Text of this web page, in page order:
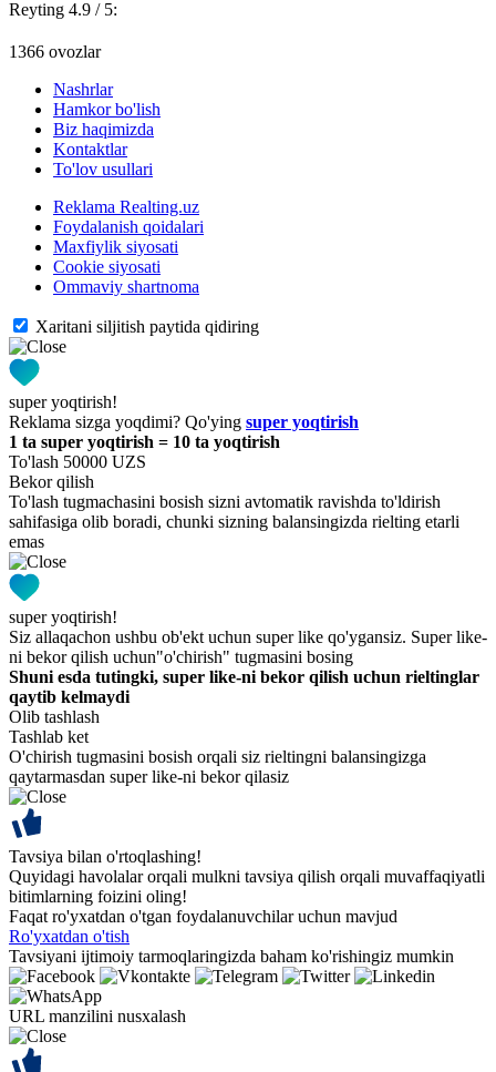
Reyting 4.9 / 5:
1366 ovozlar
Nashrlar
Hamkor bo'lish
Biz haqimizda
Kontaktlar
To'lov usullari
Reklama Realting.uz
Foydalanish qoidalari
Maxfiylik siyosati
Cookie siyosati
Ommaviy shartnoma
Xaritani siljitish paytida qidiring
super yoqtirish!
Reklama sizga yoqdimi? Qo'ying super yoqtirish
1 ta super yoqtirish = 10 ta yoqtirish
To'lash 50000 UZS
Bekor qilish
To'lash tugmachasini bosish sizni avtomatik ravishda to'ldirish
sahifasiga olib boradi, chunki sizning balansingizda rielting etarli
emas
super yoqtirish!
Siz allaqachon ushbu ob'ekt uchun super like qo'ygansiz. Super like-
ni bekor qilish uchun"o'chirish" tugmasini bosing
Shuni esda tutingki, super like-ni bekor qilish uchun rieltinglar
qaytib kelmaydi
Olib tashlash
Tashlab ket
O'chirish tugmasini bosish orqali siz rieltingni balansingizga
qaytarmasdan super like-ni bekor qilasiz
Tavsiya bilan o'rtoqlashing!
Quyidagi havolalar orqali mulkni tavsiya qilish orqali muvaffaqiyatli
bitimlarning foizini oling!
Faqat ro'yxatdan o'tgan foydalanuvchilar uchun mavjud
Ro'yxatdan o'tish
Tavsiyani ijtimoiy tarmoqlaringizda baham ko'rishingiz mumkin
URL manzilini nusxalash